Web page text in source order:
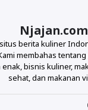
Njajan.com
berita kuliner
membahas
bisnis kuliner,
sehat, dan makanan